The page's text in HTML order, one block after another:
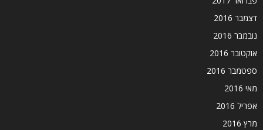
דצמבר 2016
נובמבר 2016
אוקטובר 2016
ספטמבר 2016
מאי 2016
אפריל 2016
מרץ 2016